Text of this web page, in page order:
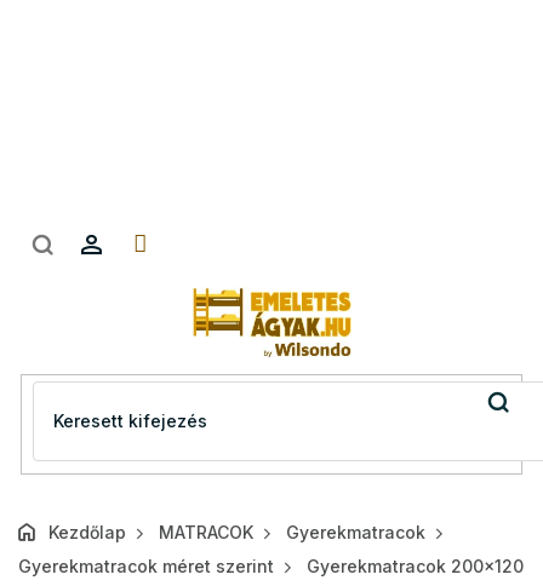
Kezdőlap MATRACOK
Gyerekmatracok
Gyerekmatracok méret szerint
Gyerekmatracok 200x120